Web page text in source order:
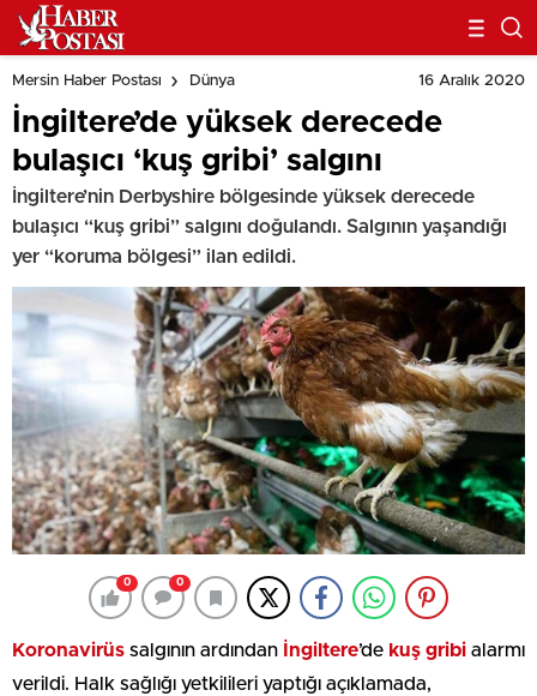
Mersin Haber Postası Dünya 16 Aralık 2020
İngiltere’de yüksek derecede
bulaşıcı ‘kuş gribi’ salgını
İngiltere’nin Derbyshire bölgesinde yüksek derecede
bulaşıcı “kuş gribi” salgını doğulandı. Salgının yaşandığı
yer “koruma bölgesi” ilan edildi.
0 0
Koronavirüs salgının ardından İngiltere’de kuş gribi alarmı
verildi. Halk sağlığı yetkilileri yaptığı açıklamada,